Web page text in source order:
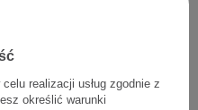
Dodaj do koszyka
zakupowej
realizacji usług zgodnie z
określić warunki